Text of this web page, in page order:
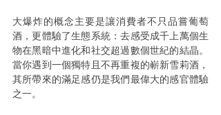
大爆炸的概念主要是讓消費者不只品嘗葡萄
酒，更體驗了生態系統：去感受成千上萬個生
物在黑暗中進化和社交超過數個世紀的結晶。
當你遇到一個獨特且不再重複的嶄新雪莉酒，
其所帶來的滿足感仍是我們最偉大的感官體驗
之一。